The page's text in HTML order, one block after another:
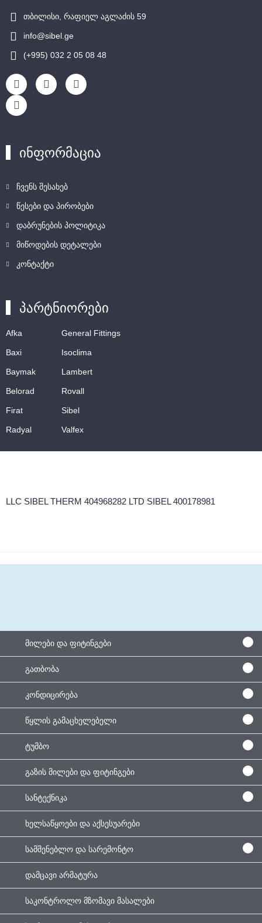
თბილისი, რაფიელ აგლაძის 59
info@sibel.ge
(+995) 032 2 05 08 48
ინფორმაცია
ჩვენს შესახებ
წესები და პირობები
დაბრუნების პოლიტიკა
მიწოდების დეტალები
კონტაქტი
პარტნიორები
Afka
Baxi
Baymak
Belorad
Firat
Radyal
General Fittings
Isoclima
Lambert
Rovall
Sibel
Valfex
LLC SIBEL THERM 404968282 LTD SIBEL 400178981
მილები და ფიტინგები
გათბობა
კონდიცირება
წყლის გამაცხელებელი
ტუმბო
გაზის მილები და ფიტინგები
სანტექნიკა
ხელსაწყოები და აქსესუარები
სამშენებლო და სარემონტო
დამცავი არმატურა
საკონტროლო მზომავი მასალები